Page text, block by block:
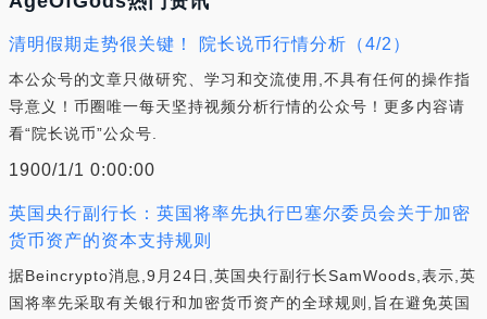
清明假期走势很关键！ 院长说币行情分析（4/2）
本公众号的文章只做研究、学习和交流使用,不具有任何的操作指
导意义！币圈唯一每天坚持视频分析行情的公众号！更多内容请
看“院长说币”公众号.
1900/1/1 0:00:00
英国央行副行长：英国将率先执行巴塞尔委员会关于加密
货币资产的资本支持规则
据Beincrypto消息,9月24日,英国央行副行长SamWoods,表示,英
国将率先采取有关银行和加密货币资产的全球规则,旨在避免英国